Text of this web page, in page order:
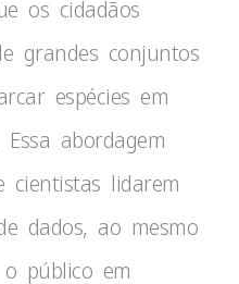
os cidadãos
grandes conjuntos
espécies em
abordagem
cientistas lidarem
dados, ao mesmo
público em